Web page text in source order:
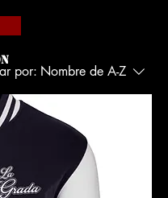
por: Nombre de A-Z